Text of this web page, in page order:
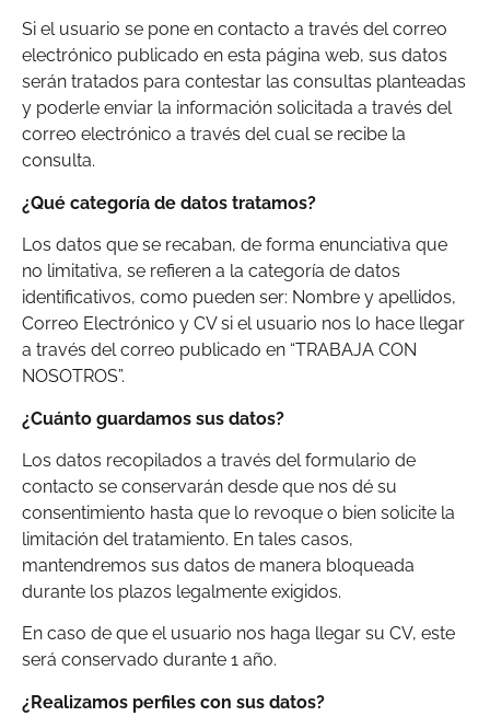
Si el usuario se pone en contacto a través del correo
electrónico publicado en esta página web, sus datos
serán tratados para contestar las consultas planteadas
y poderle enviar la información solicitada a través del
correo electrónico a través del cual se recibe la
consulta.
¿Qué categoría de datos tratamos?
Los datos que se recaban, de forma enunciativa que
no limitativa, se refieren a la categoría de datos
identificativos, como pueden ser: Nombre y apellidos,
Correo Electrónico y CV si el usuario nos lo hace llegar
a través del correo publicado en “TRABAJA CON
NOSOTROS”.
¿Cuánto guardamos sus datos?
Los datos recopilados a través del formulario de
contacto se conservarán desde que nos dé su
consentimiento hasta que lo revoque o bien solicite la
limitación del tratamiento. En tales casos,
mantendremos sus datos de manera bloqueada
durante los plazos legalmente exigidos.
En caso de que el usuario nos haga llegar su CV, este
será conservado durante 1 año.
¿Realizamos perfiles con sus datos?